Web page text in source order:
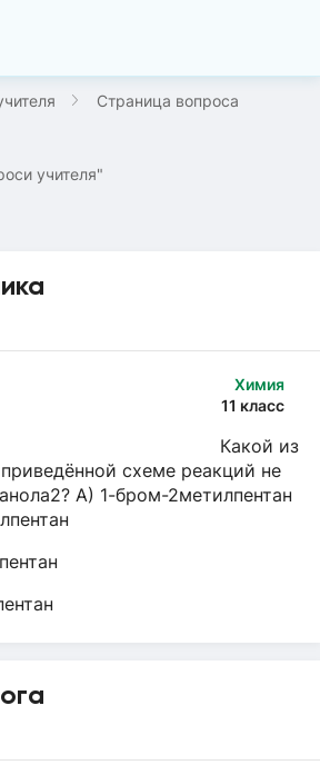
Страница вопроса
учителя"
Химия
11 класс
Какой из
схеме реакций не
А) 1-бром-2метилпентан